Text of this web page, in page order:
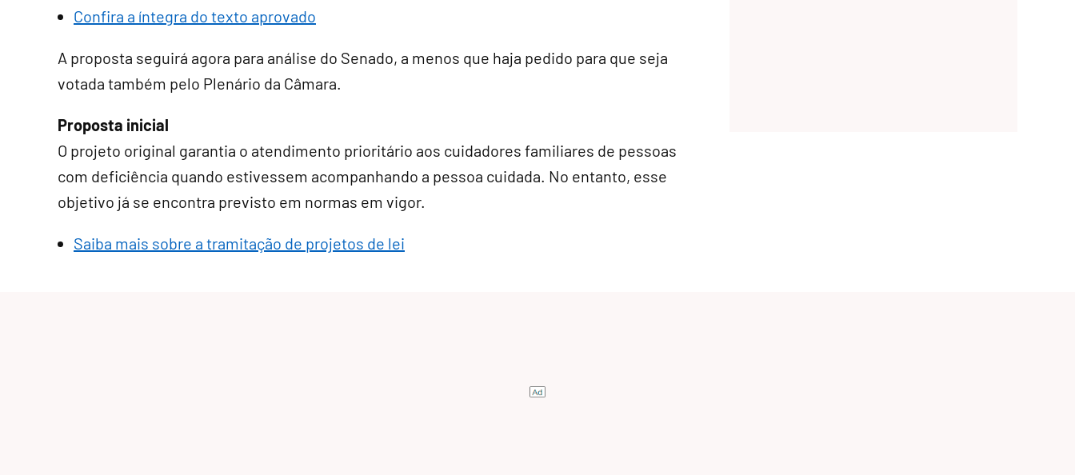
Confira a íntegra do texto aprovado
A proposta seguirá agora para análise do Senado, a menos que haja pedido para que seja
votada também pelo Plenário da Câmara.
Proposta inicial
O projeto original garantia o atendimento prioritário aos cuidadores familiares de pessoas
com deficiência quando estivessem acompanhando a pessoa cuidada. No entanto, esse
objetivo já se encontra previsto em normas em vigor.
Saiba mais sobre a tramitação de projetos de lei